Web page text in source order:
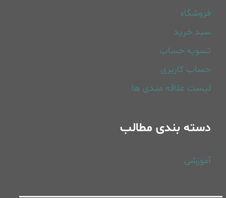
فروشگاه
سبد خرید
تسویه حساب
حساب کاربری
لیست علاقه مندی ها
دسته بندی مطالب
آموزشی